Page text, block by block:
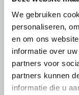
We gebruiken
personaliseren,
en om ons
informatie over
partners voor
partners kunnen
informatie die u
Publieke
cruciaal in
het stelsel van
aanloop
inbreng gedeeld